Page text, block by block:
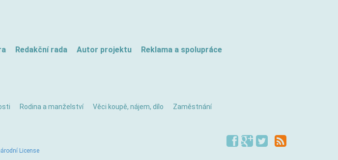
Redakční rada Autor projektu Reklama a spolupráce
Rodina a manželství Věci koupě, nájem, dílo Zaměstnání
License